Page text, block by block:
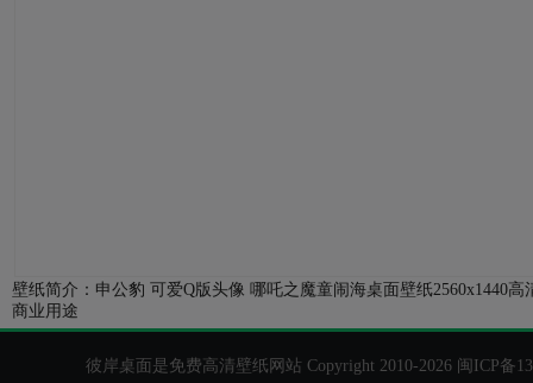
壁纸简介：申公豹 可爱Q版头像 哪吒之魔童闹海桌面壁纸2560x1440
商业用途
彼岸桌面是免费高清壁纸网站 Copyright 2010-2026 闽ICP备